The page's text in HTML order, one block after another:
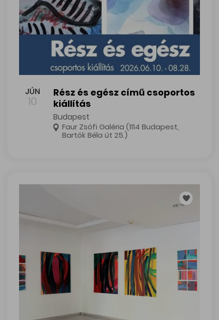
JÚN
10
Rész és egész című csoportos
kiállítás
Budapest
Faur Zsófi Galéria (1114 Budapest,
Bartók Béla út 25.)